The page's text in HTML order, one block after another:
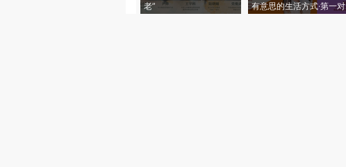
老”
有意思的生活方式·第一对